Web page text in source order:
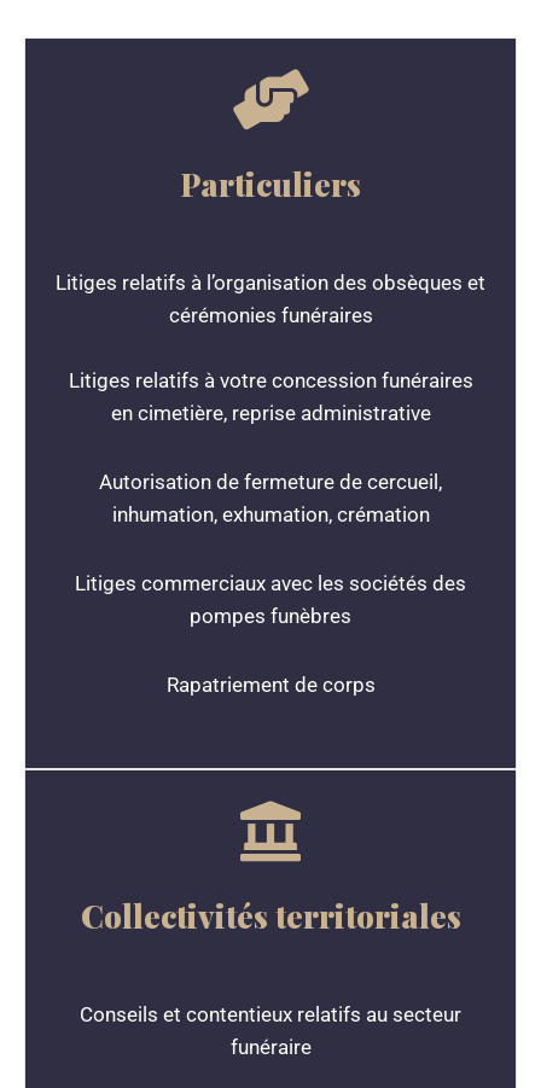
Particuliers
Litiges relatifs à l’organisation des obsèques et
cérémonies funéraires
Litiges relatifs à votre concession funéraires
en cimetière, reprise administrative
Autorisation de fermeture de cercueil,
inhumation, exhumation, crémation
Litiges commerciaux avec les sociétés des
pompes funèbres
Rapatriement de corps
Collectivités territoriales
Conseils et contentieux relatifs au secteur
funéraire